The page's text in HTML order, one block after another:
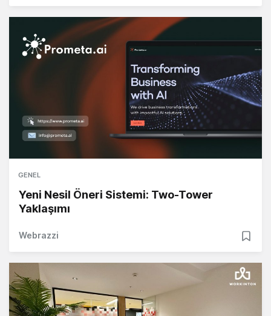
GENEL
Yeni Nesil Öneri Sistemi: Two-Tower
Yaklaşımı
Webrazzi